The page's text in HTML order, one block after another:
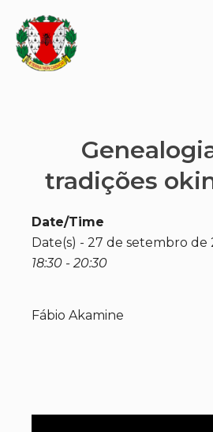
tradições
Date/Time
Date(s) - 27 de setembro de
18:30 - 20:30
Fábio Akamine